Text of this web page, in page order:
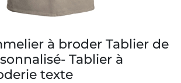
à broder Tablier de
Tablier à
texte